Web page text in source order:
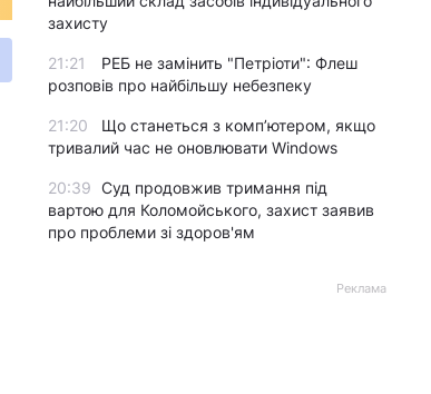
захисту
21:21
РЕБ не замінить "Петріоти": Флеш
розповів про найбільшу небезпеку
21:20
Що станеться з комп’ютером, якщо
тривалий час не оновлювати Windows
20:39 Суд продовжив тримання під
вартою для Коломойського, захист заявив
про проблеми зі здоров'ям
Реклама